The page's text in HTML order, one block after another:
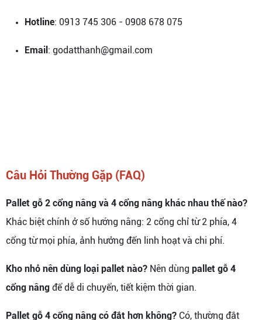
Hotline: 0913 745 306 - 0908 678 075
Email : godatthanh@gmail.com
Câu Hỏi Thường Gặp (FAQ)
Pallet gỗ 2 cổng nâng và 4 cổng nâng khác nhau thế nào?
Khác biệt chính ở số hướng nâng: 2 cổng chỉ từ 2 phía, 4
cổng từ mọi phía, ảnh hưởng đến linh hoạt và chi phí.
Kho nhỏ nên dùng loại pallet nào? Nên dùng pallet gỗ 4
cổng nâng để dễ di chuyển, tiết kiệm thời gian.
Pallet gỗ 4 cổng nâng có đắt hơn không? Có, thường đắt